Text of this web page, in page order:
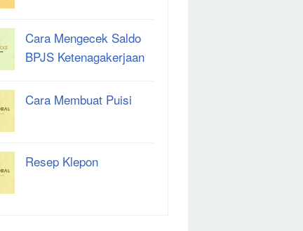
Cara Mengecek Saldo
BPJS Ketenagakerjaan
Cara Membuat Puisi
Resep Klepon